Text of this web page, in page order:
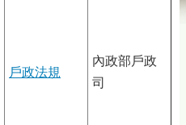
戶政法規
內政部戶政
司